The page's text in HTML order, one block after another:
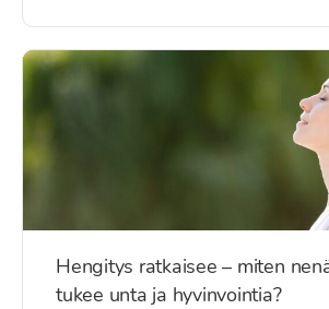
Hengitys ratkaisee – miten
tukee unta ja hyvinvointia?